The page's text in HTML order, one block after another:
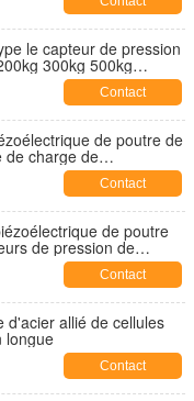
le capteur de pression
300kg 500kg
Contact
de poutre de
de charge de
Contact
de poutre
de pression de
grue, capteur de
de haute qualité,
d'acier allié
Contact
d'acier allié de cellules
longue
Contact